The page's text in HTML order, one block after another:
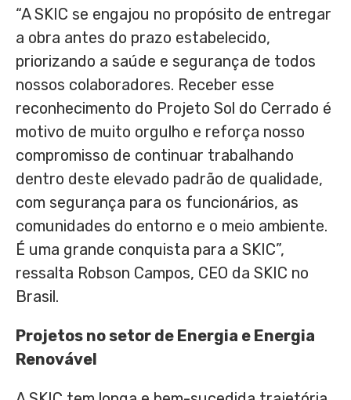
“A SKIC se engajou no propósito de entregar
a obra antes do prazo estabelecido,
priorizando a saúde e segurança de todos
nossos colaboradores. Receber esse
reconhecimento do Projeto Sol do Cerrado é
motivo de muito orgulho e reforça nosso
compromisso de continuar trabalhando
dentro deste elevado padrão de qualidade,
com segurança para os funcionários, as
comunidades do entorno e o meio ambiente.
É uma grande conquista para a SKIC”,
ressalta Robson Campos, CEO da SKIC no
Brasil.
Projetos no setor de Energia e Energia
Renovável